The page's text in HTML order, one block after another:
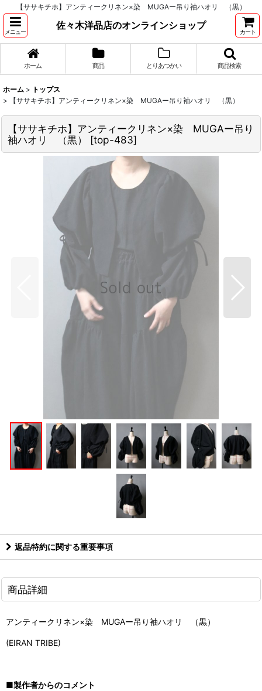
【ササキチホ】アンティークリネン×染 MUGAー吊り袖ハオリ （黒）
メニュー
佐々木洋品店のオンラインショップ
カート
ホーム 商品 とりあつかい 商品検索
ホーム > トップス
>
【ササキチホ】アンティークリネン×染 MUGAー吊り袖ハオリ （黒）
【ササキチホ】アンティークリネン×染 MUGAー吊り
袖ハオリ （黒）
[top-483]
返品特約に関する重要事項
商品詳細
アンティークリネン×染 MUGAー吊り袖ハオリ （黒）
(EIRAN TRIBE)
■製作者からのコメント